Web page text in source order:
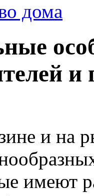
дома
и на
имеют